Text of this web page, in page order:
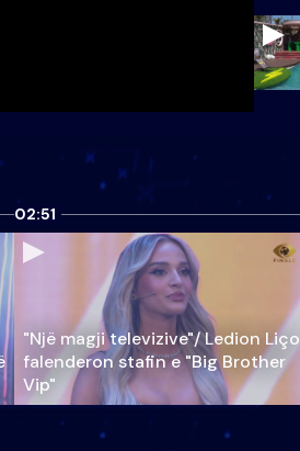
02:51
"Një magji televizive"/ Ledion Liço
falenderon stafin e "Big Brother
Vip"